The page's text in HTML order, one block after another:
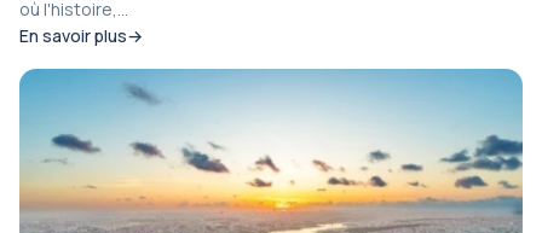
où l'histoire,...
En savoir plus